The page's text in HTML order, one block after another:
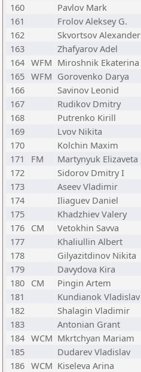
160
Pavlov Mark
161
Frolov Aleksey G.
162
Skvortsov Alexander
163
Zhafyarov Adel
164 WFM Miroshnik Ekaterina
165 WFM Gorovenko Darya
166
Savinov Leonid
167
Rudikov Dmitry
168
Putrenko Kirill
169
Lvov Nikita
170
Kolchin Maxim
171
FM Martynyuk Elizaveta
172
Sidorov Dmitry I
173
Aseev Vladimir
174
Iliaguev Daniel
175
Khadzhiev Valery
176 CM Vetokhin Savva
177
Khaliullin Albert
178
Gilyazitdinov Nikita
179
Davydova Kira
180 CM Pingin Artem
181
Kundianok Vladislav
182
Shalagin Vladimir
183
Antonian Grant
184 WCM Mkrtchyan Mariam
185
Dudarev Vladislav
186 WCM Kiseleva Arina